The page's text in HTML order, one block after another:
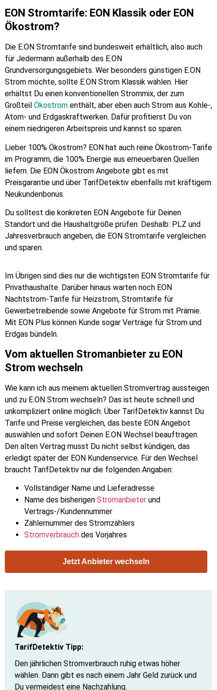
EON Stromtarife: EON Klassik oder EON
Ökostrom?
Die E.ON Stromtarife sind bundesweit erhältlich, also auch
für Jedermann außerhalb des E.ON
Grundversorgungsgebiets. Wer besonders günstigen E.ON
Strom möchte, sollte E.ON Strom Klassik wählen. Hier
erhältst Du einen konventionellen Strommix, der zum
Großteil Ökostrom enthält, aber eben auch Strom aus Kohle-,
Atom- und Erdgaskraftwerken. Dafür profitierst Du von
einem niedrigeren Arbeitspreis und kannst so sparen.
Lieber 100% Ökostrom? EON hat auch reine Ökostrom-Tarife
im Programm, die 100% Energie aus erneuerbaren Quellen
liefern. Die EON Ökostrom Angebote gibt es mit
Preisgarantie und über TarifDetektiv ebenfalls mit kräftigem
Neukundenbonus.
Du solltest die konkreten EON Angebote für Deinen
Standort und die Haushaltgröße prüfen. Deshalb: PLZ und
Jahresverbrauch angeben, die EON Stromtarife vergleichen
und sparen.
Im Übrigen sind dies nur die wichtigsten EON Stromtarife für
Privathaushalte. Darüber hinaus warten noch EON
Nachtstrom-Tarife für Heizstrom, Stromtarife für
Gewerbetreibende sowie Angebote für Strom mit Prämie.
Mit EON Plus können Kunde sogar Verträge für Strom und
Erdgas bündeln.
Vom aktuellen Stromanbieter zu EON
Strom wechseln
Wie kann ich aus meinem aktuellen Stromvertrag aussteigen
und zu E.ON Strom wechseln? Das ist heute schnell und
unkompliziert online möglich. Über TarifDetektiv kannst Du
Tarife und Preise vergleichen, das beste EON Angebot
auswählen und sofort Deinen E.ON Wechsel beauftragen.
Den alten Vertrag musst Du nicht selbst kündigen, das
erledigt später der EON Kundenservice. Für den Wechsel
braucht TarifDetektiv nur die folgenden Angaben:
Vollständiger Name und Lieferadresse
Name des bisherigen Stromanbieter und
Vertrags-/Kundennummer
Zählernummer des Stromzählers
Stromverbrauch des Vorjahres
Jetzt Anbieter wechseln
TarifDetektiv Tipp:
Den jährlichen Stromverbrauch ruhig etwas höher
wählen. Dann gibt es nach einem Jahr Geld zurück und
Du vermeidest eine Nachzahlung.